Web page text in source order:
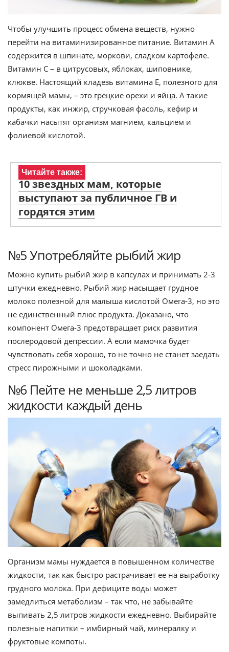
Чтобы улучшить процесс обмена веществ, нужно
перейти на витаминизированное питание. Витамин А
содержится в шпинате, моркови, сладком картофеле.
Витамин С – в цитрусовых, яблоках, шиповнике,
клюкве. Настоящий кладезь витамина Е, полезного для
кормящей мамы, – это грецкие орехи и яйца. А такие
продукты, как инжир, стручковая фасоль, кефир и
кабачки насытят организм магнием, кальцием и
фолиевой кислотой.
Читайте также:
10 звездных мам, которые
выступают за публичное ГВ и
гордятся этим
№5 Употребляйте рыбий жир
Можно купить рыбий жир в капсулах и принимать 2-3
штучки ежедневно. Рыбий жир насыщает грудное
молоко полезной для малыша кислотой Омега-3, но это
не единственный плюс продукта. Доказано, что
компонент Омега-3 предотвращает риск развития
послеродовой депрессии. А если мамочка будет
чувствовать себя хорошо, то не точно не станет заедать
стресс пирожными и шоколадками.
№6 Пейте не меньше 2,5 литров
жидкости каждый день
Организм мамы нуждается в повышенном количестве
жидкости, так как быстро растрачивает ее на выработку
грудного молока. При дефиците воды может
замедлиться метаболизм – так что, не забывайте
выпивать 2,5 литров жидкости ежедневно. Выбирайте
полезные напитки – имбирный чай, минералку и
фруктовые компоты.